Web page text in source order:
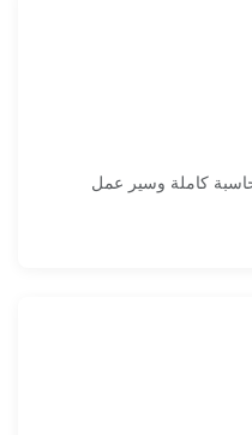
كاملة وسير عمل